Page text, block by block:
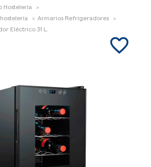
Hostelería
Armarios Refrigeradores
Eléctrico 31 L.
favorite_border